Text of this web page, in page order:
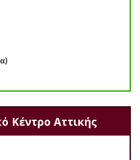
Κέντρο Αττικής